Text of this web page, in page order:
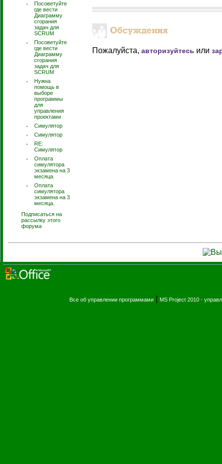
Посоветуйте
где вести
Диаграмму
сгорания
задач для
SCRUM
Посоветуйте
где вести
Диаграмму
сгорания
задач для
SCRUM
Нужна
помощь в
выборе
программы
для
управления
проектами
Симулятор
Симулятор
RE:
Симулятор
Оплата
симулятора
экзамена на 3
месяца.
Оплата
симулятора
экзамена на 3
месяца.
Подписаться на
рассылку этого
форума
Пожалуйста, авторизуйтесь или
Все об управлении программами MS Project 2010 -